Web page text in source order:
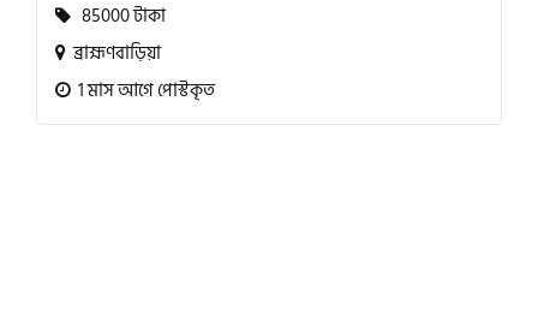
85000 টাকা
ব্রাহ্মণবাড়িয়া
1 মাস আগে পোস্টকৃত